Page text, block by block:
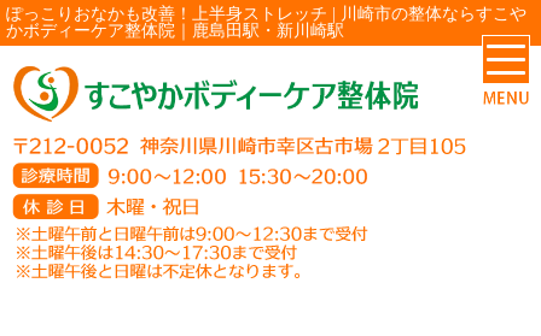
ぽっこりおなかも改善！上半身ストレッチ | 川崎市の整体ならすこや
かボディーケア整体院｜鹿島田駅・新川崎駅